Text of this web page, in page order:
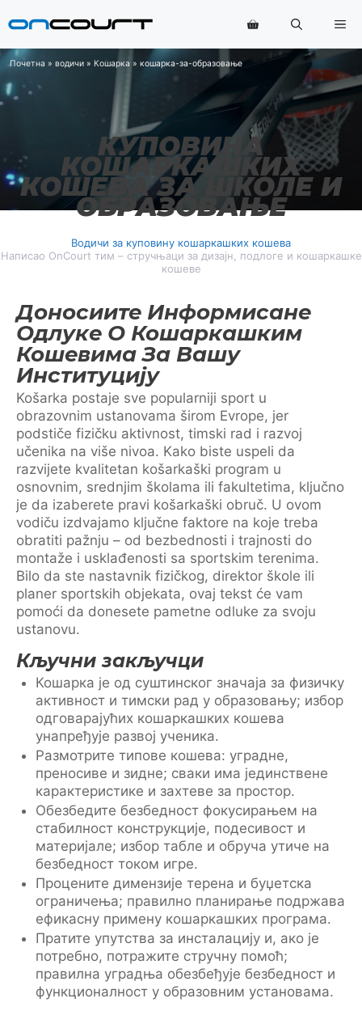
на
Почетна » водичи » Кошарка » кошарка-за-образовање
КУПОВИНА
КОШАРКАШКИХ
КОШЕВА ЗА ШКОЛЕ И
ОБРАЗОВАЊЕ
Водичи за куповину кошаркашких кошева
Написао OnCourt тим – стручњаци за дизајн, подлоге и кошаркашке
кошеве
Доносиите Информисане
Одлуке О Кошаркашким
Кошевима За Вашу
Институцију
Košarka postaje sve popularniji sport u
obrazovnim ustanovama širom Evrope, jer
podstiče fizičku aktivnost, timski rad i razvoj
učenika na više nivoa. Kako biste uspeli da
razvijete kvalitetan košarkaški program u
osnovnim, srednjim školama ili fakultetima, ključno
je da izaberete pravi košarkaški obruč. U ovom
vodiču izdvajamo ključne faktore na koje treba
obratiti pažnju – od bezbednosti i trajnosti do
montaže i usklađenosti sa sportskim terenima.
Bilo da ste nastavnik fizičkog, direktor škole ili
planer sportskih objekata, ovaj tekst će vam
pomoći da donesete pametne odluke za svoju
ustanovu.
Кључни закључци
Кошарка је од суштинског значаја за физичку
активност и тимски рад у образовању; избор
одговарајућих кошаркашких кошева
унапређује развој ученика.
Размотрите типове кошева: уградне,
преносиве и зидне; сваки има јединствене
карактеристике и захтеве за простор.
Обезбедите безбедност фокусирањем на
стабилност конструкције, подесивост и
материјале; избор табле и обруча утиче на
безбедност током игре.
Процените димензије терена и буџетска
ограничења; правилно планирање подржава
ефикасну примену кошаркашких програма.
Пратите упутства за инсталацију и, ако је
потребно, потражите стручну помоћ;
правилна уградња обезбеђује безбедност и
функционалност у образовним установама.